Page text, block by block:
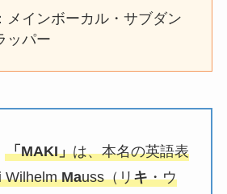
メインボーカル・サブダン
ッパー
「MAKI」は、本名の英語表
WilhelmMauss（リキ・ウ